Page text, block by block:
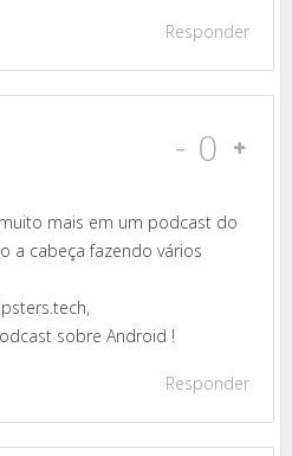
Responder
- 0
mais em um podcast do
a cabeça fazendo vários
sobre Android !
Responder